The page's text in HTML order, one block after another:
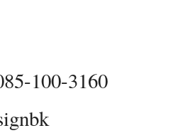
100-3160